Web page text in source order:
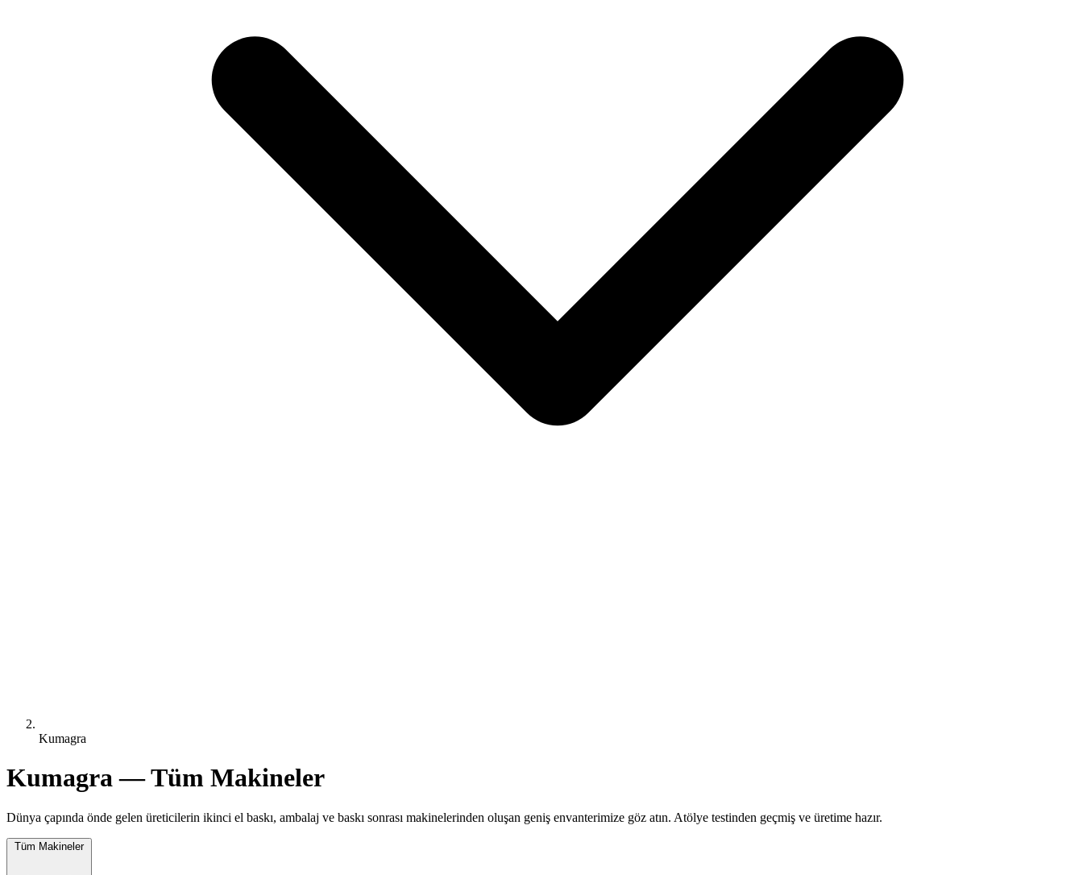
Kumagra
Kumagra — Tüm Makineler
Dünya çapında önde gelen üreticilerin ikinci el baskı, ambalaj ve baskı sonrası makinelerinden oluşan geniş envanterimize göz atın. Atölye testinden geçmiş ve üretime hazır.
Tüm Makineler